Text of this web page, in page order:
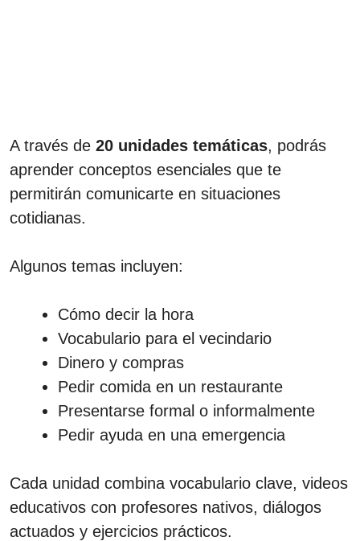
A través de 20 unidades temáticas, podrás
aprender conceptos esenciales que te
permitirán comunicarte en situaciones
cotidianas.
Algunos temas incluyen:
Cómo decir la hora
Vocabulario para el vecindario
Dinero y compras
Pedir comida en un restaurante
Presentarse formal o informalmente
Pedir ayuda en una emergencia
Cada unidad combina vocabulario clave, videos
educativos con profesores nativos, diálogos
actuados y ejercicios prácticos.